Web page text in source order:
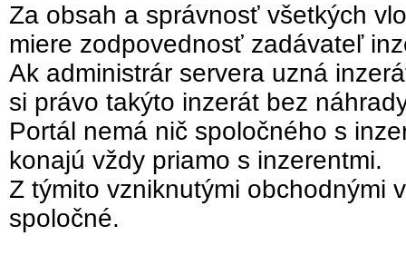
Za obsah a správnosť všetkých
miere zodpovednosť zadávateľ
Ak administrár servera uzná
si právo takýto inzerát bez
Portál nemá nič spoločného s
konajú vždy priamo s inzerentmi.
Z týmito vzniknutými obchodnými
spoločné.